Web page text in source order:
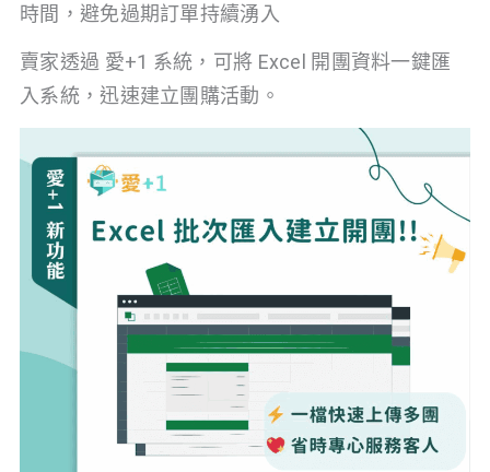
時間，避免過期訂單持續湧入
賣家透過 愛+1 系統，可將 Excel 開團資料一鍵匯
入系統，迅速建立團購活動。